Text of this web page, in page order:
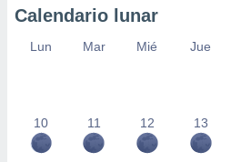
Calendario lunar
Lun Mar Mié Jue
10 11 12 13